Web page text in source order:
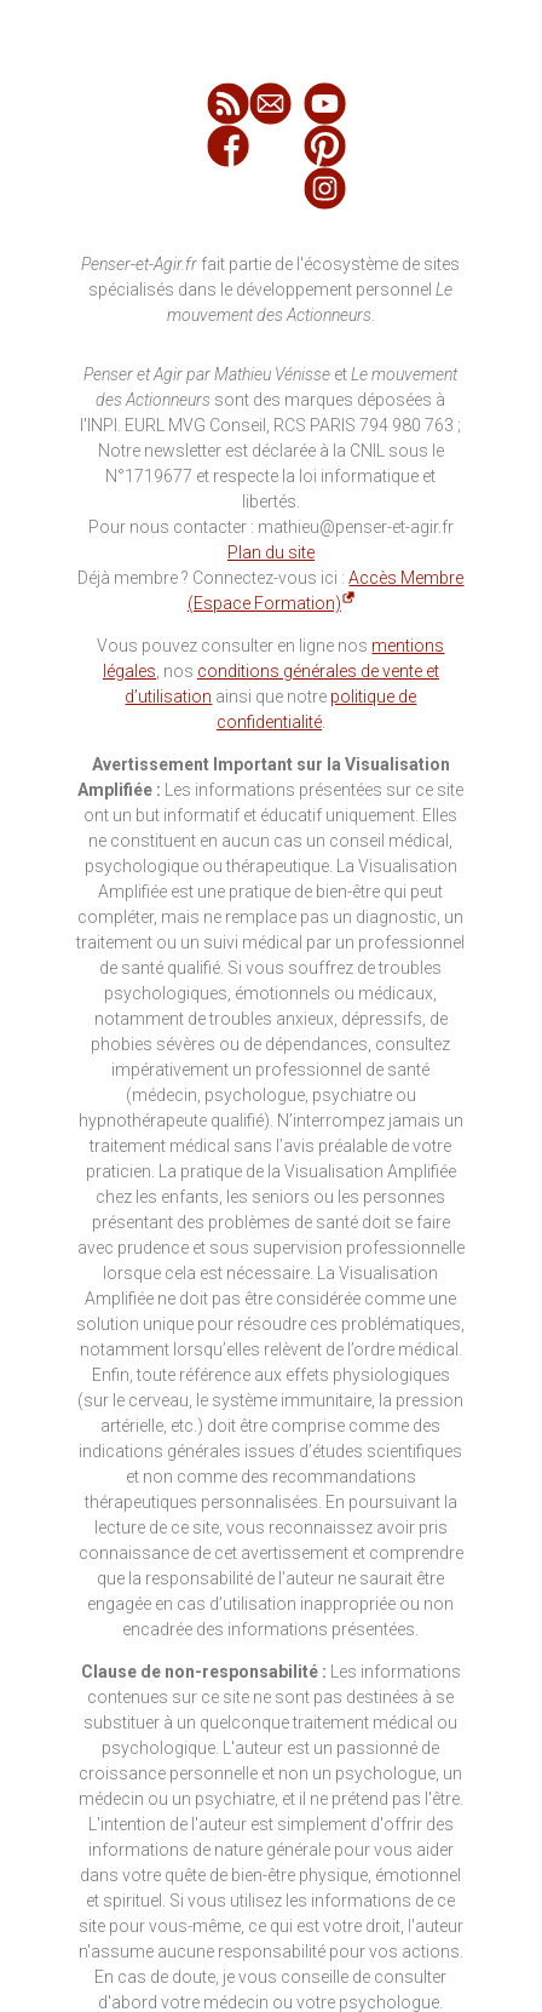
Penser-et-Agir.fr fait partie de l'écosystème de sites
spécialisés dans le développement personnelLe
mouvement des Actionneurs.
Penser et Agir par Mathieu Vénisse et Le mouvement
des Actionneurs sont des marques déposées à
l'INPI. EURL MVG Conseil, RCS PARIS 794 980 763 ;
Notre newsletter est déclarée à la CNIL sous le
N°1719677 et respecte la loi informatique et
libertés.
Pour nous contacter : mathieu@penser-et-agir.fr
Plan du site
Déjà membre ? Connectez-vous ici :Accès Membre
(Espace Formation)
Vous pouvez consulter en ligne nos mentions
légales , nos conditions générales de vente et
d’utilisation ainsi que notre politique de
confidentialité.
Avertissement Important sur la Visualisation
Amplifiée : Les informations présentées sur ce site
ont un but informatif et éducatif uniquement. Elles
ne constituent en aucun cas un conseil médical,
psychologique ou thérapeutique. La Visualisation
Amplifiée est une pratique de bien-être qui peut
compléter, mais ne remplace pas un diagnostic, un
traitement ou un suivi médical par un professionnel
de santé qualifié. Si vous souffrez de troubles
psychologiques, émotionnels ou médicaux,
notamment de troubles anxieux, dépressifs, de
phobies sévères ou de dépendances, consultez
impérativement un professionnel de santé
(médecin, psychologue, psychiatre ou
hypnothérapeute qualifié). N’interrompez jamais un
traitement médical sans l’avis préalable de votre
praticien. La pratique de la Visualisation Amplifiée
chez les enfants, les seniors ou les personnes
présentant des problèmes de santé doit se faire
avec prudence et sous supervision professionnelle
lorsque cela est nécessaire. La Visualisation
Amplifiée ne doit pas être considérée comme une
solution unique pour résoudre ces problématiques,
notamment lorsqu’elles relèvent de l’ordre médical.
Enfin, toute référence aux effets physiologiques
(sur le cerveau, le système immunitaire, la pression
artérielle, etc.) doit être comprise comme des
indications générales issues d’études scientifiques
et non comme des recommandations
thérapeutiques personnalisées. En poursuivant la
lecture de ce site, vous reconnaissez avoir pris
connaissance de cet avertissement et comprendre
que la responsabilité de l’auteur ne saurait être
engagée en cas d’utilisation inappropriée ou non
encadrée des informations présentées.
Clause de non-responsabilité : Les informations
contenues sur ce site ne sont pas destinées à se
substituer à un quelconque traitement médical ou
psychologique. L'auteur est un passionné de
croissance personnelle et non un psychologue, un
médecin ou un psychiatre, et il ne prétend pas l'être.
L'intention de l'auteur est simplement d'offrir des
informations de nature générale pour vous aider
dans votre quête de bien-être physique, émotionnel
et spirituel. Si vous utilisez les informations de ce
site pour vous-même, ce qui est votre droit, l'auteur
n'assume aucune responsabilité pour vos actions.
En cas de doute, je vous conseille de consulter
d'abord votre médecin ou votre psychologue.